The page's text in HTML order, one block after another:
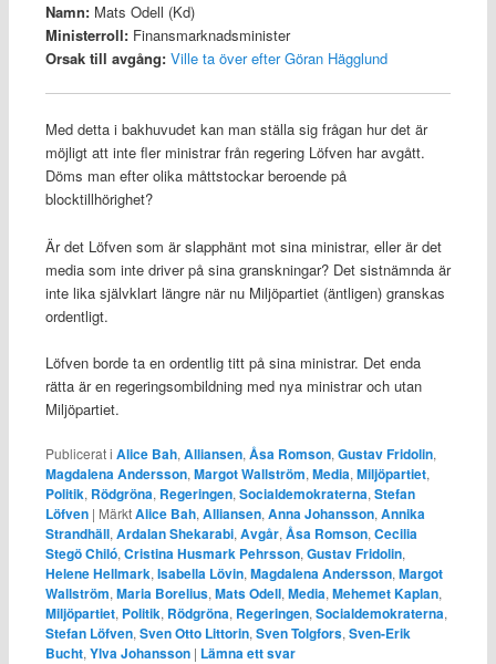
Namn:Mats Odell (Kd)
Ministerroll:Finansmarknadsminister
Orsak till avgång: Ville ta över efter Göran Hägglund
Med detta i bakhuvudet kan man ställa sig frågan hur det är
möjligt att inte fler ministrar från regering Löfven har avgått.
Döms man efter olika måttstockar beroende på
blocktillhörighet?
Är det Löfven som är slapphänt mot sina ministrar, eller är det
media som inte driver på sina granskningar? Det sistnämnda är
inte lika självklart längre när nu Miljöpartiet (äntligen) granskas
ordentligt.
Löfven borde ta en ordentlig titt på sina ministrar. Det enda
rätta är en regeringsombildning med nya ministrar och utan
Miljöpartiet.
Publicerat i Alice Bah, Alliansen, Åsa Romson, Gustav Fridolin,
Magdalena Andersson, Margot Wallström, Media, Miljöpartiet,
Politik, Rödgröna, Regeringen, Socialdemokraterna, Stefan
Löfven | MärktAlice Bah, Alliansen, Anna Johansson, Annika
Strandhäll, Ardalan Shekarabi, Avgår, Åsa Romson, Cecilia
Stegö Chiló, Cristina Husmark Pehrsson, Gustav Fridolin,
Helene Hellmark, Isabella Lövin, Magdalena Andersson, Margot
Wallström, Maria Borelius, Mats Odell, Media, Mehemet Kaplan,
Miljöpartiet, Politik, Rödgröna, Regeringen, Socialdemokraterna,
Stefan Löfven, Sven Otto Littorin, Sven Tolgfors, Sven-Erik
Bucht, Ylva Johansson | Lämna ett svar